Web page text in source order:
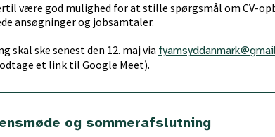
være god mulighed for at stille spørgsmål om CV-
ansøgninger og jobsamtaler.
skal ske senest den 12. maj via
et link til Google Meet).
og sommerafslutning